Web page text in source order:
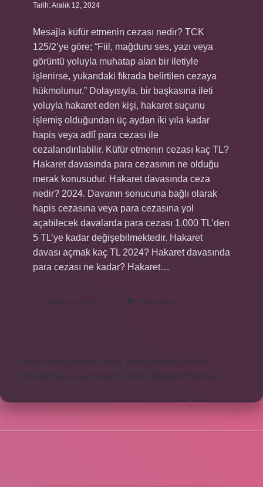
Tarih: Aralık 12, 2024
Mesajla küfür etmenin cezası nedir? TCK
125/2’ye göre; “Fiil, mağduru ses, yazı veya
görüntü yoluyla muhatap alan bir iletiyle
işlenirse, yukarıdaki fıkrada belirtilen cezaya
hükmolunur.” Dolayısıyla, bir başkasına ileti
yoluyla hakaret eden kişi, hakaret suçunu
işlemiş olduğundan üç aydan iki yıla kadar
hapis veya adlî para cezası ile
cezalandırılabilir. Küfür etmenin cezası kaç TL?
Hakaret davasında para cezasının ne olduğu
merak konusudur. Hakaret davasında ceza
nedir? 2024. Davanın sonucuna bağlı olarak
hapis cezasına veya para cezasına yol
açabilecek davalarda para cezası 1.000 TL’den
5 TL’ye kadar değişebilmektedir. Hakaret
davası açmak kaç TL 2024? Hakaret davasında
para cezası ne kadar? Hakaret…
Devamını okuyun
Küfür
Yorum Bırak
https://www.profikir.com.tr
https://sonics.com.tr
https://pigo.com.tr knight online nttgame Sitemap